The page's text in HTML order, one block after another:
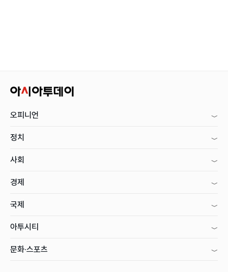
오피니언
정치
사회
경제
국제
아투시티
문화·스포츠